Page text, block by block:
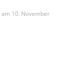
am 10. November